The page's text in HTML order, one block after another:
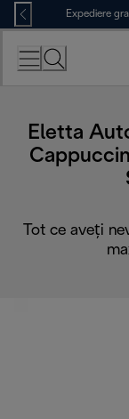
Skip
to
Content
Expediere
Eletta
Tot ce aveți